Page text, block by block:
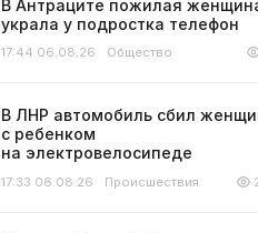
В Антраците пожилая
украла у подростка телефон
17:44 06.08.26 Общество
В ЛНР автомобиль сбил
с ребенком
на электровелосипеде
17:33 06.08.26 Происшествия